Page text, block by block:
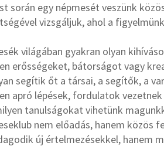
során egy népmesét veszünk
vizsgáljuk, ahol a
világában gyakran olyan
erősségeket, bátorságot vagy
segítik őt a társai, a segítők, a
apró lépések, fordulatok
tanulságokat vihetünk
nem előadás, hanem közös
új értelmezésekkel, hanem